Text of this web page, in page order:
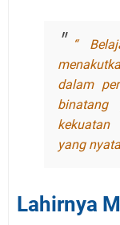
“
dalam
binatang
yang
Lahirnya